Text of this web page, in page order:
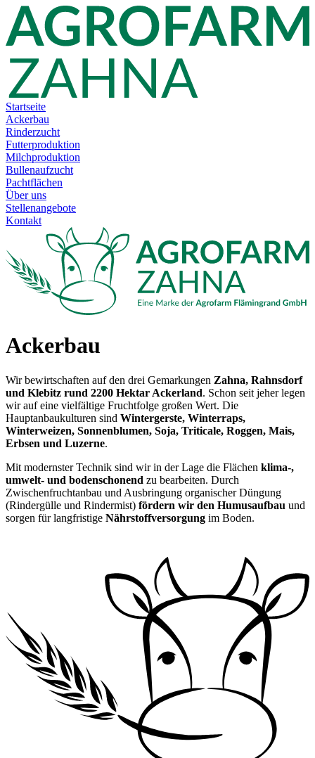
Startseite
Ackerbau
Rinderzucht
Futterproduktion
Milchproduktion
Bullenaufzucht
Pachtflächen
Über uns
Stellenangebote
Kontakt
Ackerbau
Wir bewirtschaften auf den drei Gemarkungen Zahna, Rahnsdorf
und Klebitz rund 2200 Hektar Ackerland. Schon seit jeher legen
wir auf eine vielfältige Fruchtfolge großen Wert. Die
Hauptanbaukulturen sind Wintergerste, Winterraps,
Winterweizen, Sonnenblumen, Soja, Triticale, Roggen, Mais,
Erbsen und Luzerne.
Mit modernster Technik sind wir in der Lage die Flächen klima-,
umwelt- und bodenschonend zu bearbeiten. Durch
Zwischenfruchtanbau und Ausbringung organischer Düngung
(Rindergülle und Rindermist) fördern wir den Humusaufbau und
sorgen für langfristige Nährstoffversorgung im Boden.